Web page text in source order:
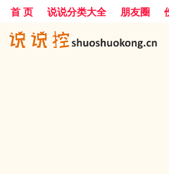
首 页 说说分类大全 朋友圈
励志
爱情 搞笑